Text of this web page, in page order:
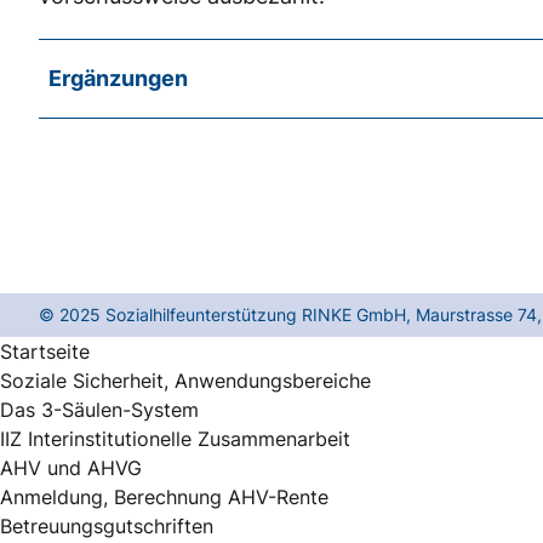
Ergänzungen
Nehmen unterstützte Personen an
© 2025 Sozialhilfeunterstützung RINKE GmbH, Maurstrasse 74,
Startseite
Soziale Sicherheit, Anwendungsbereiche
Das 3-Säulen-System
IIZ Interinstitutionelle Zusammenarbeit
AHV und AHVG
Anmeldung, Berechnung AHV-Rente
Betreuungsgutschriften